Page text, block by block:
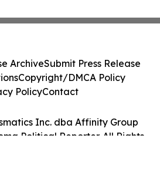
Inc. dba Affinity Group
Political Reporter. All Rights
ArchiveSubmit Press Release
Copyright/DMCA Policy
PolicyContact